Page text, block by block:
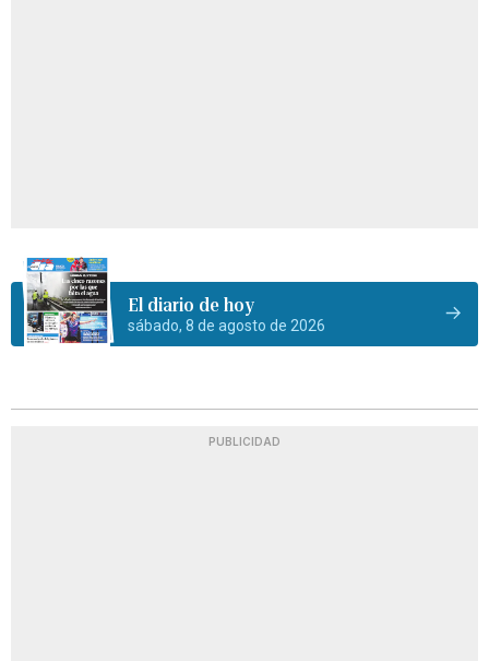
El diario de hoy
sábado, 8 de agosto de 2026
PUBLICIDAD